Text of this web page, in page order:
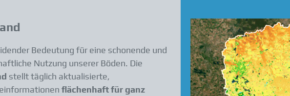
Bedeutung für eine schonende und
Nutzung unserer Böden. Die
stellt täglich aktualisierte,
flächenhaft für ganz